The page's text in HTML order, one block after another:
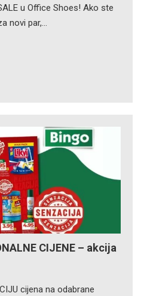
u Office Shoes! Ako ste
novi par,…
CIJENE – akcija
cijena na odabrane